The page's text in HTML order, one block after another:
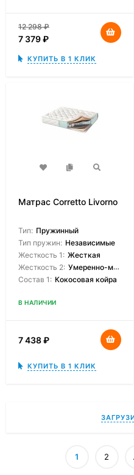
12 298₽
7 379₽
КУПИТЬ В 1 КЛИК
Матрас Corretto Livorno
Тип: Пружинный
Тип пружин: Независимые
Жесткость 1: Жесткая
Жесткость 2: Умеренно-мягкая
Состав 1: Кокосовая койра
В НАЛИЧИИ
7 438₽
КУПИТЬ В 1 КЛИК
1 2